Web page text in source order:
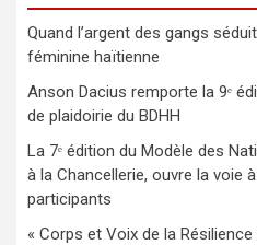
Quand l’argent des gangs
féminine haïtienne
Anson Dacius remporte la 9ᵉ
de plaidoirie du BDHH
La 7ᵉ édition du Modèle des
à la Chancellerie, ouvre la voie
participants
« Corps et Voix de la